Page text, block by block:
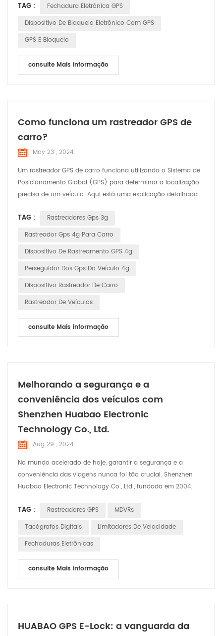
00 00 01 03 02 00 00 25 04 00 00 00 01 30 01 11 31 01 10 E3 01
00 D5 1B 02 20 02 60 43 23 27 95 93 78 61 60 00 12 20 00 00
TAG :
Fechadura Eletrônica GPS
Dispositivo De Bloqueio Eletrônico Com GPS
GPS E Bloqueio
consulte Mais informação
Como funciona um rastreador GPS de
carro?
May 23 , 2024
Um rastreador GPS de carro funciona utilizando o Sistema de
Posicionamento Global (GPS) para determinar a localização
precisa de um veículo. Aqui está uma explicação detalhada
rede de satélites que orbitam a Terra. Esses satélites
transmitem continuamente sinais que incluem sua
Recebend...
TAG :
Rastreadores Gps 3g
Rastreador Gps 4g Para Carro
Dispositivo De Rastreamento GPS 4g
Perseguidor Dos Gps Do Veículo 4g
Dispositivo Rastreador De Carro
Rastreador De Veículos
consulte Mais informação
Melhorando a segurança e a
conveniência dos veículos com
Shenzhen Huabao Electronic
Technology Co., Ltd.
Aug 29 , 2024
No mundo acelerado de hoje, garantir a segurança e a
conveniência das viagens nunca foi tão crucial. Shenzhen
Huabao Electronic Technology Co., Ltd., fundada em 2004,
de mais de 350 funcionários, incluindo 100 engenheiros
dedicados de P&D, a Huabao tem continuamente ampliado
automotivos. Ao lo...
TAG : Rastreadores GPS
MDVRs
Tacógrafos Digitais
Limitadores De Velocidade
Fechaduras Eletrônicas
consulte Mais informação
HUABAO GPS E-Lock: a vanguarda da